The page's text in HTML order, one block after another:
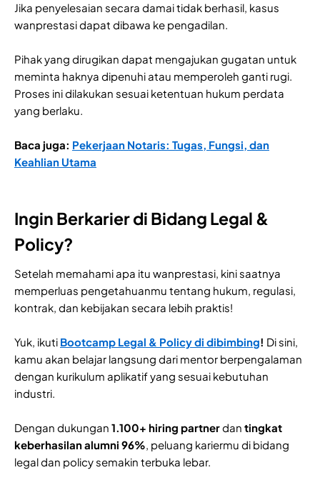
Jika penyelesaian secara damai tidak berhasil, kasus
wanprestasi dapat dibawa ke pengadilan.
Pihak yang dirugikan dapat mengajukan gugatan untuk
meminta haknya dipenuhi atau memperoleh ganti rugi.
Proses ini dilakukan sesuai ketentuan hukum perdata
yang berlaku.
Baca juga: Pekerjaan Notaris: Tugas, Fungsi, dan
Keahlian Utama
Ingin Berkarier di Bidang Legal &
Policy?
Setelah memahami apa itu wanprestasi, kini saatnya
memperluas pengetahuanmu tentang hukum, regulasi,
kontrak, dan kebijakan secara lebih praktis!
Yuk, ikuti Bootcamp Legal & Policy di dibimbing! Di sini,
kamu akan belajar langsung dari mentor berpengalaman
dengan kurikulum aplikatif yang sesuai kebutuhan
industri.
Dengan dukungan 1.100+ hiring partnerdan tingkat
keberhasilan alumni 96%, peluang kariermu di bidang
legal dan policy semakin terbuka lebar.